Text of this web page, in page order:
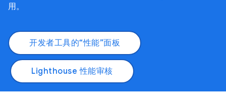
用。
开发者工具的“性能”面板
Lighthouse 性能审核